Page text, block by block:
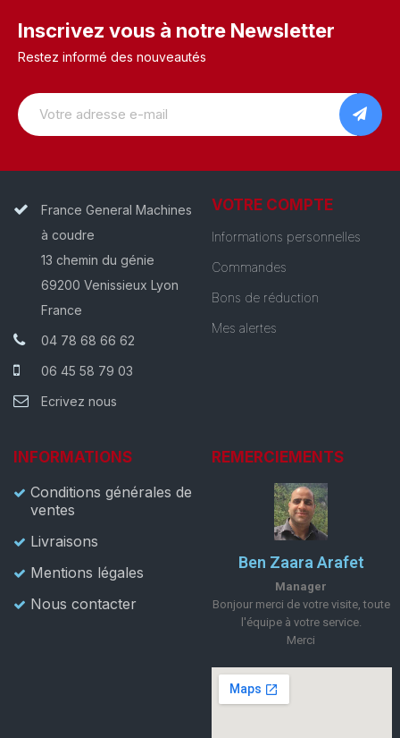
Inscrivez vous à notre Newsletter
Restez informé des nouveautés
France General Machines
à coudre
13 chemin du génie
69200 Venissieux Lyon
France
04 78 68 66 62
06 45 58 79 03
Ecrivez nous
VOTRE COMPTE
Informations personnelles
Commandes
Bons de réduction
Mes alertes
INFORMATIONS
Conditions générales de
ventes
Livraisons
Mentions légales
Nous contacter
REMERCIEMENTS
Ben Zaara Arafet
Manager
Bonjour merci de votre visite, toute
l'équipe à votre service.
Merci